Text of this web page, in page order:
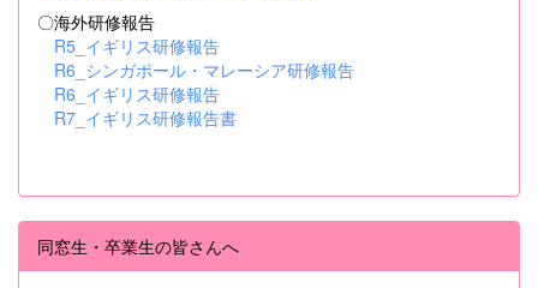
〇海外研修報告
R5_イギリス研修報告
R6_シンガポール・マレーシア研修報告
R6_イギリス研修報告
R7_イギリス研修報告書
同窓生・卒業生の皆さんへ